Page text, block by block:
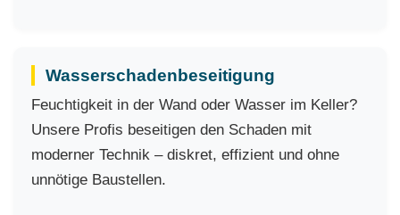
Wasserschadenbeseitigung
Feuchtigkeit in der Wand oder Wasser im Keller?
Unsere Profis beseitigen den Schaden mit
moderner Technik – diskret, effizient und ohne
unnötige Baustellen.